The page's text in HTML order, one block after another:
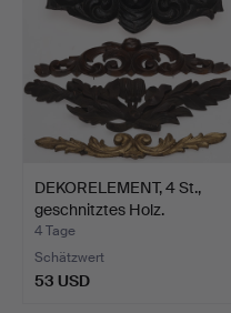
DEKORELEMENT, 4 St.,
geschnitztes Holz.
4 Tage
Schätzwert
53 USD